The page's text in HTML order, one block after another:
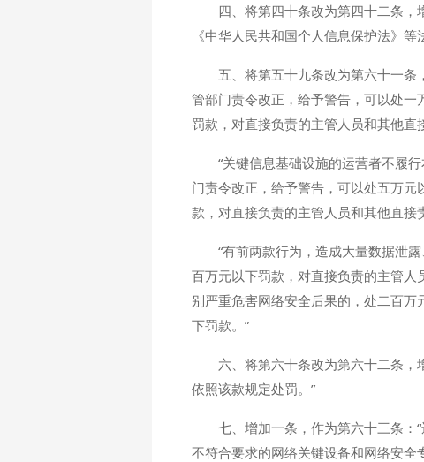
四、将第四十条改为第四十二条，
《中华人民共和国个人信息保护法》
五、将第五十九条改为第六十一
管部门责令改正，给予警告，可以处
罚款，对直接负责的主管人员和其他直
“关键信息基础设施的运营者不履
门责令改正，给予警告，可以处五万
款，对直接负责的主管人员和其他直接
“有前两款行为，造成大量数据泄
百万元以下罚款，对直接负责的主管
别严重危害网络安全后果的，处二百
下罚款。”
六、将第六十条改为第六十二条，
依照该款规定处罚。”
七、增加一条，作为第六十三条：
不符合要求的网络关键设备和网络安